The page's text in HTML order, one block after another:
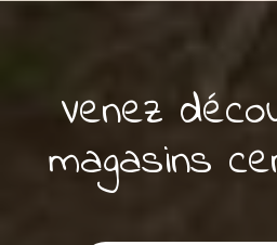
Venez
magasins